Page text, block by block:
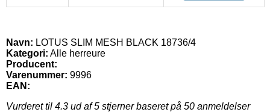
Navn: LOTUS SLIM MESH BLACK 18736/4
Kategori: Alle herreure
Producent:
Varenummer: 9996
EAN:
Vurderet til 4.3 ud af 5 stjerner baseret på 50 anmeldelser